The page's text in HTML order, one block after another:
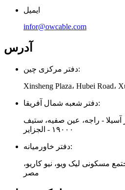
ایمیل
infor@owcable.com
آدرس
دفتر مرکزی چین:
دفتر شعبه شمال آفریقا:
۱۱۰، شهر آسیلا - راجه، عین صفیه، ستیف
۱۹۰۰۰ - الجزایر
دفتر خاورمیانه:
ساختمان ۶۱، مجتمع مسکونی لیک ویو، نیو کاریو،
مصر